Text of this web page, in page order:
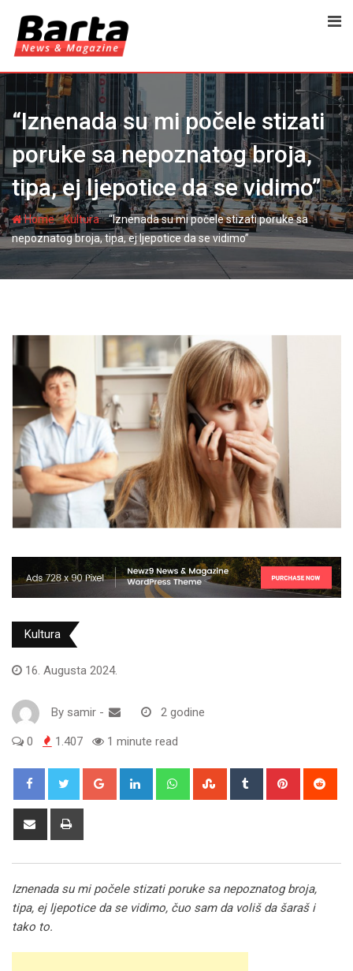
content
“Iznenada su mi počele stizati
poruke sa nepoznatog broja,
tipa, ej ljepotice da se vidimo”
Home-Kultura-“Iznenada su mi počele stizati poruke sa
nepoznatog broja, tipa, ej ljepotice da se vidimo”
Kultura
16. Augusta 2024.
By samir - 2 godine
0 1.407 1 minute read
Google+ LinkedIn WhatsappStumbleUpon
Tumblr Pinterest
Share
Iznenada su mi počele stizati poruke sa nepoznatog broja,
tipa, ej ljepotice da se vidimo, čuo sam da voliš da šaraš i
tako to.